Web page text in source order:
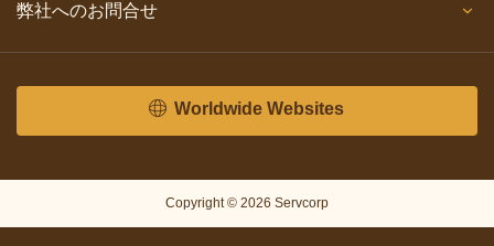
弊社へのお問合せ
Worldwide Websites
Copyright © 2026 Servcorp